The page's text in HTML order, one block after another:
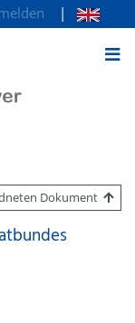
Dokument